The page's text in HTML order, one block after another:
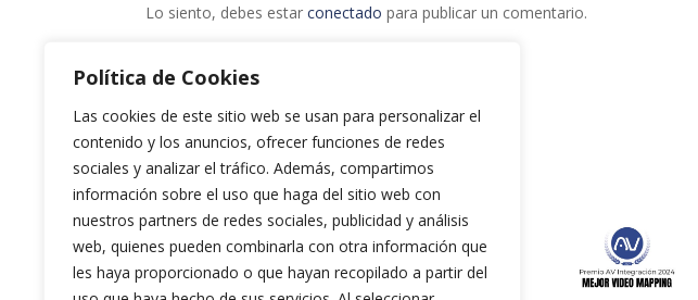
Política de Cookies
Las cookies de este sitio web se usan para personalizar el
contenido y los anuncios, ofrecer funciones de redes
sociales y analizar el tráfico. Además, compartimos
información sobre el uso que haga del sitio web con
nuestros partners de redes sociales, publicidad y análisis
web, quienes pueden combinarla con otra información que
les haya proporcionado o que hayan recopilado a partir del
Lo siento, debes estarconectado para publicar un comentario.